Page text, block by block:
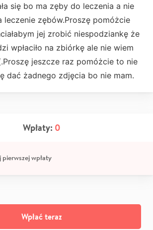
się bo ma zęby do leczenia a nie
leczenie zębów.Proszę pomóżcie
jej zrobić niespodziankę że
wpłaciło na zbiórkę ale nie wiem
jeszcze raz pomóżcie to nie
dać żadnego zdjęcia bo nie mam.
Wpłaty: 0
wpłaty
Wpłać teraz